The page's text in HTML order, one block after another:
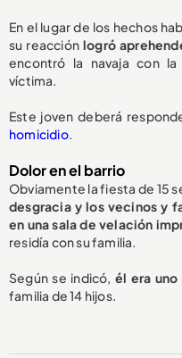
En el lugar de los hechos
su reacciónlogró
encontró la navaja con
víctima.
Este joven deberá
homicidio.
Dolor en el barrio
Obviamente la fiesta de 15
desgracia y los vecinos y
en una sala de velación
residía con su familia.
Según se indicó,él era
familia de 14 hijos.